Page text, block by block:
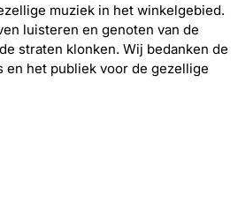
muziek in het winkelgebied.
luisteren en genoten van de
straten klonken. Wij bedanken de
en het publiek voor de gezellige